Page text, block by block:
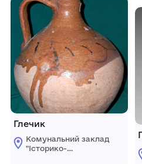
Глечик
Комунальний заклад
"Історико-